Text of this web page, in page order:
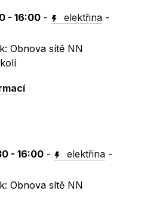
- 16:00 - elektřina -
Obnova sítě NN
- 16:00 - elektřina -
Obnova sítě NN